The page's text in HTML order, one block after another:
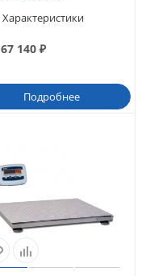
Характеристики
67 140₽
Подробнее